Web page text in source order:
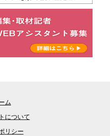
ム
について
リシー